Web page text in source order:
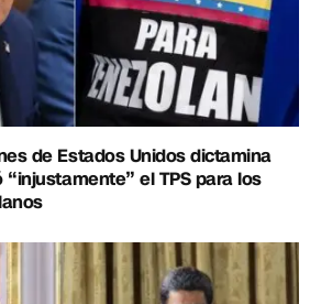
de Estados Unidos dictamina
el TPS para los